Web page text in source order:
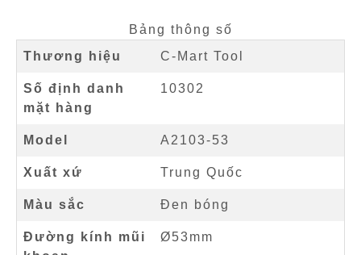
Bảng thông số
Thương hiệu
C-Mart Tool
Số định danh
mặt hàng
10302
Model A2103-53
Xuất xứ Trung Quốc
Màu sắc Đen bóng
Đường kính mũi
Ø53mm